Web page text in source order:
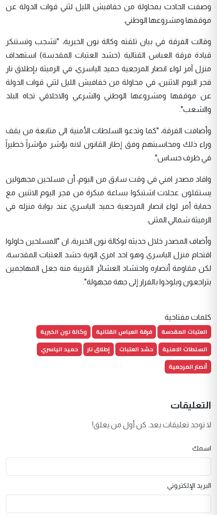
وصفت الحادث بمحاولة من خفافيش الليل لثني قوات الدولة عن
موقفها ومشروعها الوطني.
وقالت الفرقة في بيان تلقته وكالة نون الخبرية، "تشجب وتستنكر
قيادة فرقة العباس القتالية (حشد العتبات المقدسة) استهداف
منزل آمر لواء انصار المرجعية حميد الياسري، في الرميثة بإطلاق نار
فجر اليوم الاثنين، في محاولة من خفافيش الليل لثني قوات الدولة
عن موقفها ومشروعها الوطني والشرعي والاخلاقي تجاه البلد
والشعب".
وأضافت الفرقة، "كما وتدعو السلطات الأمنية الى متابعة من يقف
وراء ذلك ومحاسبتهم وفق إطار القانون لانه يؤشر مؤشراً خطيراً
في ظرف حساس".
وافاد مصدر امني في وقت سابق من اليوم، أن مسلحين مجهولين
يستقلون عجلات اشتبكوا بساعة مبكرة من فجر اليوم الاثنين مع
حماية أمر لواء انصار المرجعية حميد الياسري عند بوابة منزله في
الرميثة شمالي المثنى.
وأضاف المصدر خلال حديثه لوكالة نون الخبرية، ان "المسلحين حاولوا
اقتحام منزل الياسري وهو احد امري الوية حشد العتبات المقدسة،
لكن مقاومة أنصاره واحتشاد العشائر القريبة منه جعل المهاجمين
يتراجعون ويلوذوا بالفرار إلى جهة مجهولة".
كلمات مفتاحية
العتبات المقدسة فرقة العباس القتالية
وكالة نون الخبرية
السلطات الامنية
حشد العتبات إطلاق نار
حميد الياسري
أنصار المرجعية
التعليقات
لا توجد تعليقات بعد. كن أول من يعلق!
اسمك
البريد الإلكتروني